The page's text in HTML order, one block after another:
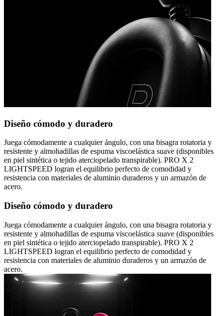
Diseño cómodo y duradero
Juega cómodamente a cualquier ángulo, con una bisagra rotatoria y
resistente y almohadillas de espuma viscoelástica suave (disponibles
en piel sintética o tejido aterciopelado transpirable). PRO X 2
LIGHTSPEED logran el equilibrio perfecto de comodidad y
resistencia con materiales de aluminio duraderos y un armazón de
acero.
Diseño cómodo y duradero
Juega cómodamente a cualquier ángulo, con una bisagra rotatoria y
resistente y almohadillas de espuma viscoelástica suave (disponibles
en piel sintética o tejido aterciopelado transpirable). PRO X 2
LIGHTSPEED logran el equilibrio perfecto de comodidad y
resistencia con materiales de aluminio duraderos y un armazón de
acero.